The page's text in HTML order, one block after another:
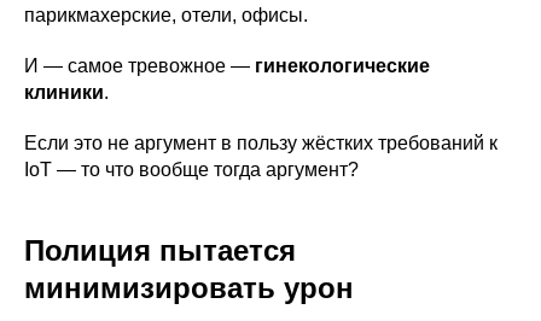
парикмахерские, отели, офисы.
И — самое тревожное — гинекологические
клиники.
Если это не аргумент в пользу жёстких требований к
IoT — то что вообще тогда аргумент?
Полиция пытается
минимизировать урон